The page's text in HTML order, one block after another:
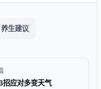
养生建议
招应对多变天气